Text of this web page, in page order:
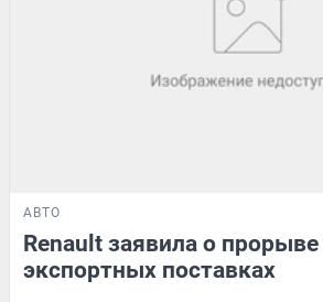
АВТО
Renault заявила о прорыве
экспортных поставках